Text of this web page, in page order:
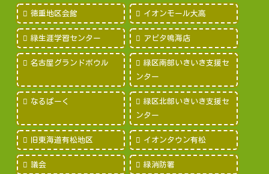
徳重地区会館 イオンモール大高
緑生涯学習センター アピタ鳴海店
名古屋グランドボウル
緑区南部いきいき支援セ
ンター
なるぱーく
緑区北部いきいき支援セ
ンター
旧東海道有松地区 イオンタウン有松
議会 緑消防署